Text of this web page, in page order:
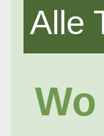
Alle
Wo